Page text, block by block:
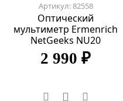
Артикул: 82558
Оптический
мультиметр Ermenrich
NetGeeks NU20
2 990 ₽